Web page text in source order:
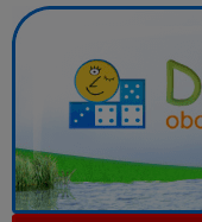
Domino -